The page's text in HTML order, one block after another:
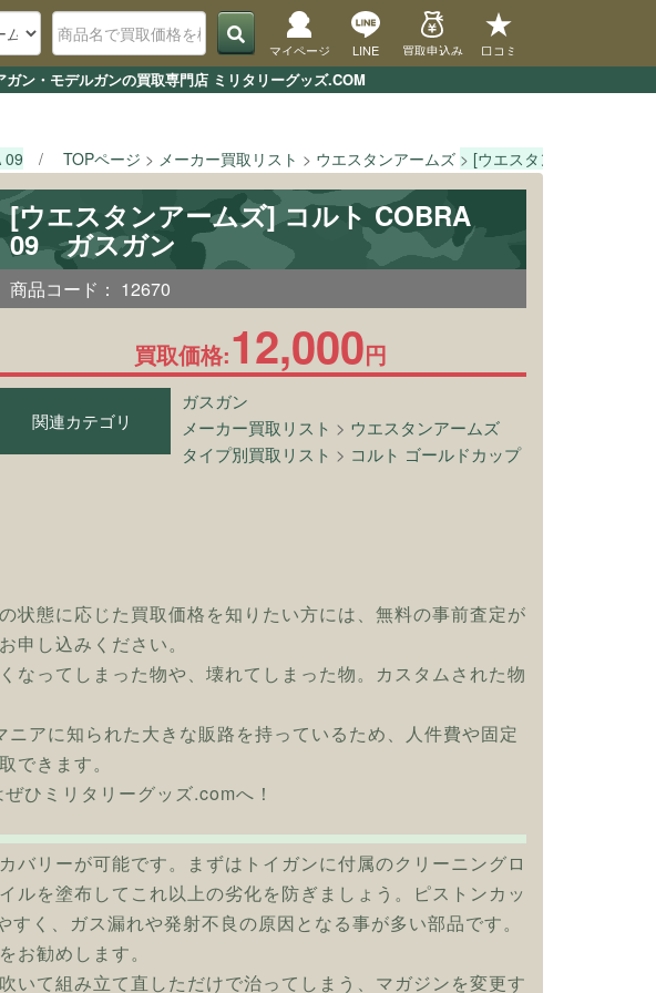
ン・モデルガンの買取専門店 ミリタリーグッズ.COM
マイページ LINE 買取申込み 口コミ
09 TOPページ メーカー買取リスト ウエスタンアームズ [ウエスタンアームズ] コ
[ウエスタンアームズ] コルト COBRA
09 ガスガン
商品コード： 12670
買取価格:12,000円
関連カテゴリ
ガスガン
メーカー買取リスト > ウエスタンアームズ
タイプ別買取リスト > コルト ゴールドカップ
状態に応じた買取価格を知りたい方には、無料の事前査定が
申し込みください。
なってしまった物や、壊れてしまった物。カスタムされた物
アに知られた大きな販路を持っているため、人件費や固定
できます。
ひミリタリーグッズ.comへ！
バリーが可能です。まずはトイガンに付属のクリーニングロ
ルを塗布してこれ以上の劣化を防ぎましょう。ピストンカッ
く、ガス漏れや発射不良の原因となる事が多い部品です。
お勧めします。
いて組み立て直しただけで治ってしまう、マガジンを変更す